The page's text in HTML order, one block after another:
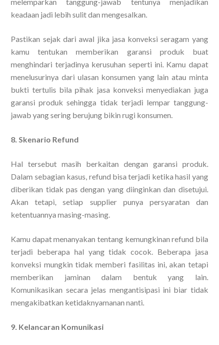
keadaan jadi lebih sulit dan mengesalkan.
Pastikan sejak dari awal jika jasa konveksi seragam yang
kamu tentukan memberikan garansi produk buat
menghindari terjadinya kerusuhan seperti ini. Kamu dapat
menelusurinya dari ulasan konsumen yang lain atau minta
bukti tertulis bila pihak jasa konveksi menyediakan juga
garansi produk sehingga tidak terjadi lempar tanggung-
jawab yang sering berujung bikin rugi konsumen.
8. Skenario Refund
Hal tersebut masih berkaitan dengan garansi produk.
Dalam sebagian kasus, refund bisa terjadi ketika hasil yang
diberikan tidak pas dengan yang diinginkan dan disetujui.
Akan tetapi, setiap supplier punya persyaratan dan
ketentuannya masing-masing.
Kamu dapat menanyakan tentang kemungkinan refund bila
terjadi beberapa hal yang tidak cocok. Beberapa jasa
konveksi mungkin tidak memberi fasilitas ini, akan tetapi
memberikan jaminan dalam bentuk yang lain.
Komunikasikan secara jelas mengantisipasi ini biar tidak
mengakibatkan ketidaknyamanan nanti.
9. Kelancaran Komunikasi